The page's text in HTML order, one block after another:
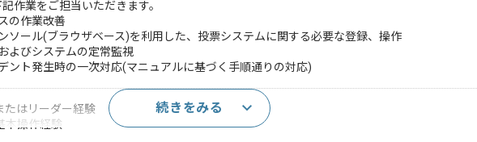
記作業をご担当いただきます。
の作業改善
ソール(ブラウザベース)を利用した、投票システムに関する必要な登録、操作
よびシステムの定常監視
ント発生時の一次対応(マニュアルに基づく手順通りの対応)
たはリーダー経験
本操作経験
続きをみる